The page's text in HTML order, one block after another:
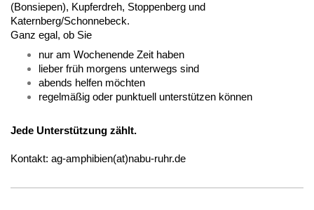
(Bonsiepen), Kupferdreh, Stoppenberg und
Katernberg/Schonnebeck.
Ganz egal, ob Sie
nur am Wochenende Zeit haben
lieber früh morgens unterwegs sind
abends helfen möchten
regelmäßig oder punktuell unterstützen können
Jede Unterstützung zählt.
Kontakt: ag-amphibien(at)nabu-ruhr.de